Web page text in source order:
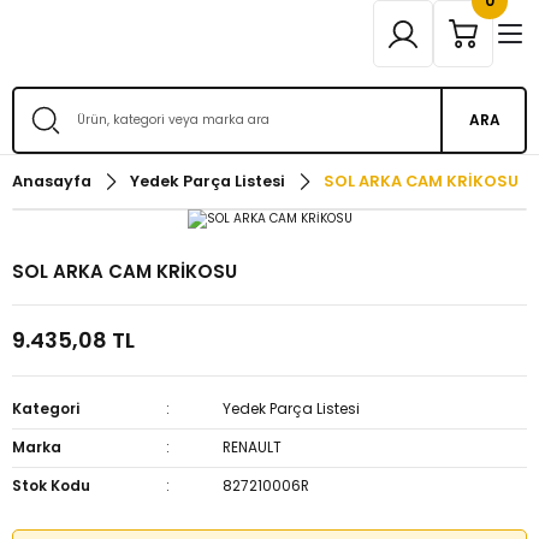
ARA
Anasayfa Yedek Parça Listesi SOL ARKA CAM KRİKOSU
SOL ARKA CAM KRİKOSU
9.435,08 TL
Kategori
Yedek Parça Listesi
Marka
RENAULT
Stok Kodu
827210006R